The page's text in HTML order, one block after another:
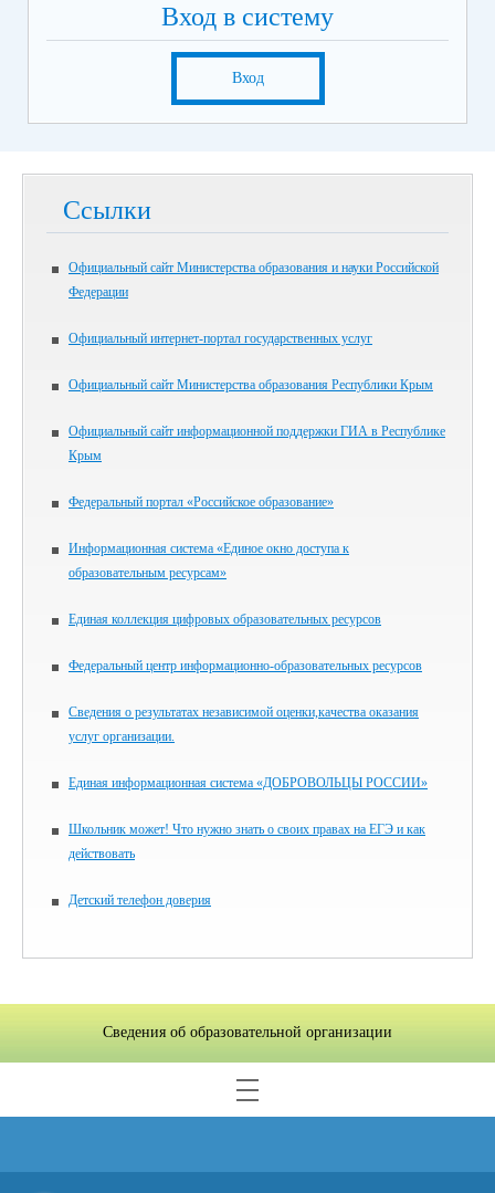
Вход в систему
Вход
Ссылки
Официальный сайт Министерства образования и науки Российской
Федерации
Официальный интернет-портал государственных услуг
Официальный сайт Министерства образования Республики Крым
Официальный сайт информационной поддержки ГИА в Республике
Крым
Федеральный портал «Российское образование»
Информационная система «Единое окно доступа к
образовательным ресурсам»
Единая коллекция цифровых образовательных ресурсов
Федеральный центр информационно-образовательных ресурсов
Сведения о результатах независимой оценки,качества оказания
услуг организации.
Единая информационная система «ДОБРОВОЛЬЦЫ РОССИИ»
Школьник может! Что нужно знать о своих правах на ЕГЭ и как
действовать
Детский телефон доверия
Сведения об образовательной организации